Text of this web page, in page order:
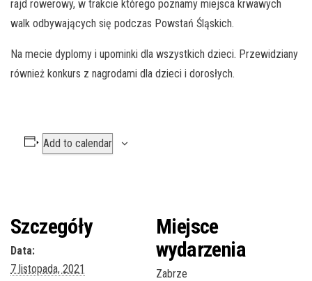
rajd rowerowy, w trakcie którego poznamy miejsca krwawych
walk odbywających się podczas Powstań Śląskich.
Na mecie dyplomy i upominki dla wszystkich dzieci. Przewidziany
również konkurs z nagrodami dla dzieci i dorosłych.
Add to calendar
Szczegóły
Data:
7 listopada, 2021
Miejsce
wydarzenia
Zabrze